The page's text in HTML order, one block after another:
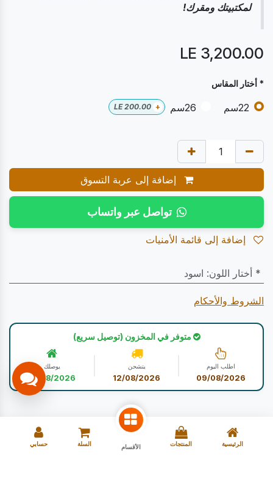
لمكتبيتك ومقرك!
3,200.00
* أختار المقاس
22سم 26سم +
200.00
LE
إضافة إلى عربة التسوق
تواصل عبر واتساب
* أختار اللون: اسود
الشروط والأحكام
متوفر في المخزون (توصيل سريع)
اطلب اليوم
09/08/2026
يتشحن
12/08/2026
يوصلك
12/08/2026
الرئيسية المنتجات الأقسام السلة حسابي